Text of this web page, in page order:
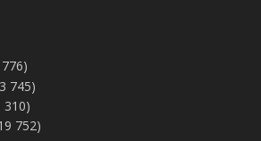
745)
310)
752)